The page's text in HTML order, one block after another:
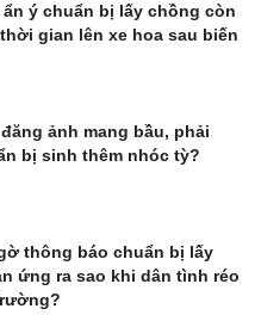
ẩn ý chuẩn bị lấy chồng còn
gian lên xe hoa sau biến
ảnh mang bầu, phải
bị sinh thêm nhóc tỳ?
thông báo chuẩn bị lấy
ứng ra sao khi dân tình réo